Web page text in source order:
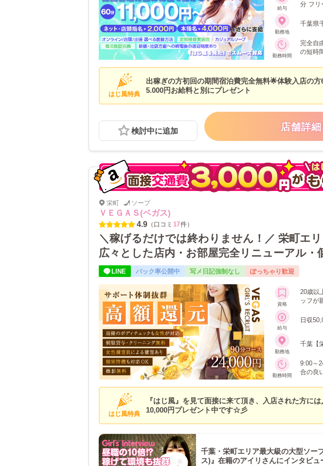
給与
分 フリ
14000円 本
勤務地
千葉県
勤務時間
完全自
の短時
はじ風特典
出稼ぎの方初回の期間宿泊費完全無料🌟体験入店の
5.000円お給料と別にプレゼント
検討中に追加 店舗詳
栄町 ソープ
ＶＥＧＡＳ(ベガス)
4.9 （口コミ 17件）
＼稼げるだけでは終わりません！／ 栄町エ
広々とした店内・お部屋完全リニューアル・
生器具完全着用で安心💎女性講師による講習
用♪
LINE バック率公開中 写メ日記強制なし ぽっちゃり歓迎
資格
20歳以
ッフが
給与
日収
勤務地
千葉【
勤務時間
9:00～
合の良
はじ風特典
『はじ風』を見て面接に来て頂き、入店された方に
10,000円プレゼント中です☆彡
千葉・栄町エリア最大級の大型ソー
ス)』在籍のアイリさんにインタビュ